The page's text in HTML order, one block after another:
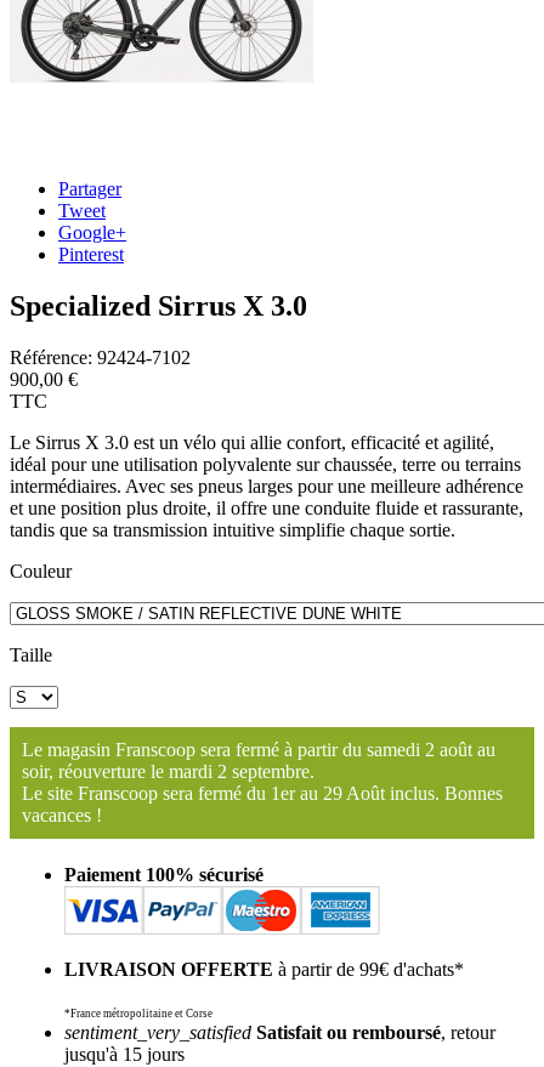
Partager
Tweet
Google+
Pinterest
Specialized Sirrus X 3.0
Référence: 92424-7102
900,00 €
TTC
Le Sirrus X 3.0 est un vélo qui allie confort, efficacité et agilité,
idéal pour une utilisation polyvalente sur chaussée, terre ou terrains
intermédiaires. Avec ses pneus larges pour une meilleure adhérence
et une position plus droite, il offre une conduite fluide et rassurante,
tandis que sa transmission intuitive simplifie chaque sortie.
Couleur
Taille
Le magasin Franscoop sera fermé à partir du samedi 2 août au
soir, réouverture le mardi 2 septembre.
Le site Franscoop sera fermé du 1er au 29 Août inclus. Bonnes
vacances !
Paiement 100% sécurisé
LIVRAISON OFFERTE à partir de 99€ d'achats*
*France métropolitaine et Corse
sentiment_very_satisfied Satisfait ou remboursé, retour
jusqu'à 15 jours